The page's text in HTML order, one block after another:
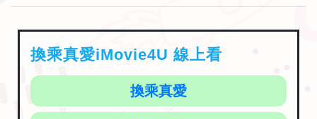
換乘真愛iMovie4U 線上看
換乘真愛